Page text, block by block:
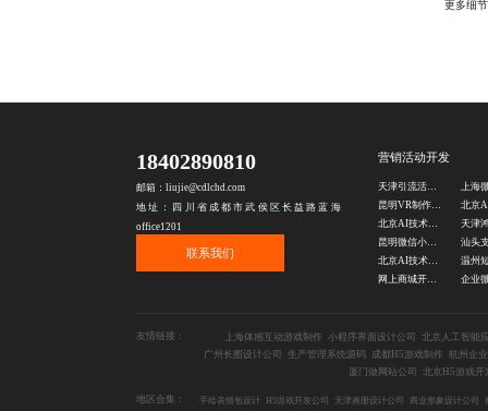
18402890810
邮箱：liujie@cdlchd.com
地址：四川省成都市武侯区长益路蓝海
office1201
联系我们
营销活动开发
天津引流活动开发公司
昆明VR制作公司
北京AI技术公司
昆明微信小游戏开发公司
北京AI技术定制公司
网上商城开发公司
友情链接： 上海体感互动游戏制作 小程序界面设计公司
北京人工智能
广州长图设计公司
生产管理系统源码 成都H5游戏制作 杭州企
厦门做网站公司
北京H5游戏开
地区合集： 手绘表情包设计 H5游戏开发公司 天津画册设计公司 商业形象设计公司